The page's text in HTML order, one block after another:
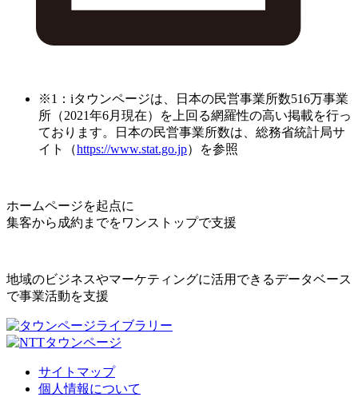
※1：iタウンページは、日本の民営事業所数516万事業
所（2021年6月現在）を上回る網羅性の高い掲載を行っ
ております。日本の民営事業所数は、総務省統計局サ
イト（https://www.stat.go.jp）を参照
ホームページを起点に
集客から成約までをワンストップで支援
地域のビジネスやマーケティングに活用できるデータベース
で事業活動を支援
サイトマップ
個人情報について